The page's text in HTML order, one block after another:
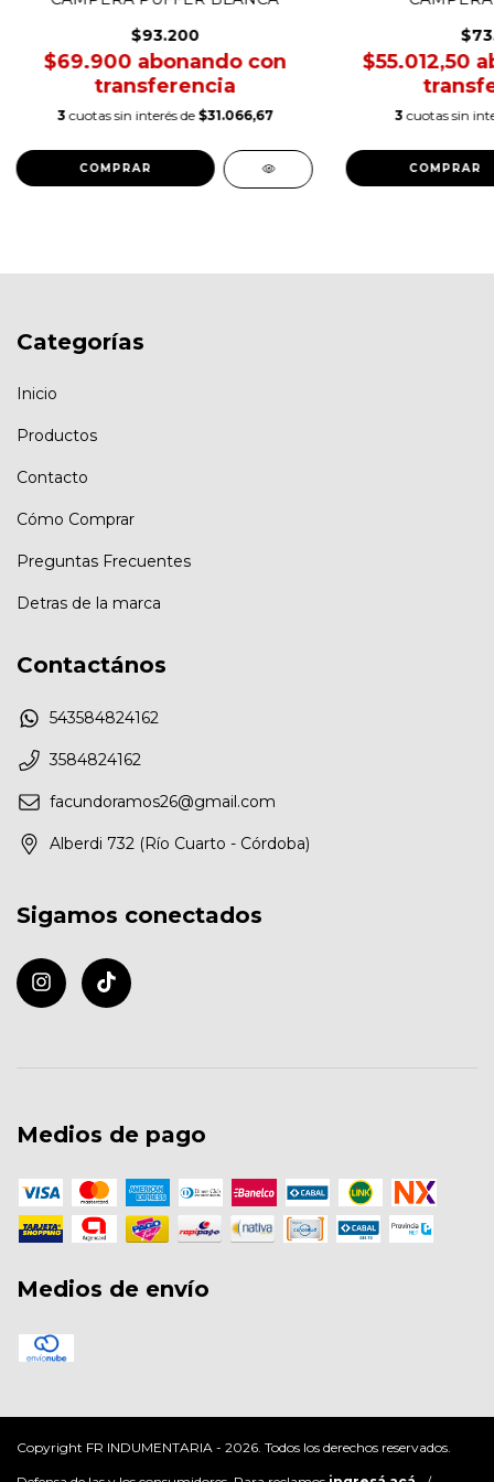
$93.200
$69.900
3 cuotas sin interés de $31.066,67
COMPRAR
$55.012,50
3 cuotas sin
COMPRAR
Categorías
Inicio
Productos
Contacto
Cómo Comprar
Preguntas Frecuentes
Detras de la marca
Contactános
543584824162
3584824162
facundoramos26@gmail.com
Alberdi 732 (Río Cuarto - Córdoba)
Sigamos conectados
Medios de pago
Medios de envío
Copyright FR INDUMENTARIA - 2026. Todos los derechos reservados.